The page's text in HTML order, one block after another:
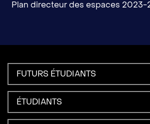
Plan directeur des espaces 2023-
FUTURS ÉTUDIANTS
ÉTUDIANTS